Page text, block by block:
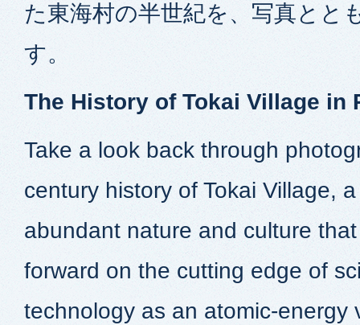
た東海村の半世紀を、写真とと
す。
The History of Tokai Village in
Take a look back through
century history of Tokai Village,
abundant nature and culture
forward on the cutting edge of
technology as an atomic-energy